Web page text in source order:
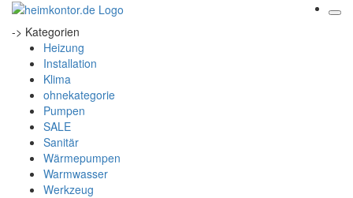
-> Kategorien
Heizung
Installation
Klima
ohnekategorie
Pumpen
SALE
Sanitär
Wärmepumpen
Warmwasser
Werkzeug